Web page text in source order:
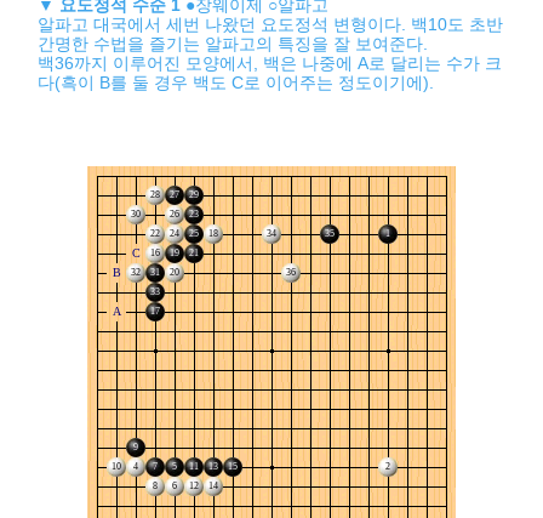
▼ 요도정석 수순 1 ●장웨이제 ○알파고
알파고 대국에서 세번 나왔던 요도정석 변형이다. 백10도 초반
간명한 수법을 즐기는 알파고의 특징을 잘 보여준다.
백36까지 이루어진 모양에서, 백은 나중에 A로 달리는 수가 크
다(흑이 B를 둘 경우 백도 C로 이어주는 정도이기에).